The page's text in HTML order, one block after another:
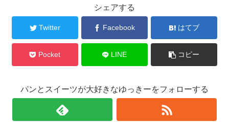
シェアする
Twitter Facebook はてブ
Pocket LINE コピー
パンとスイーツが大好きなゆっきーをフォローする